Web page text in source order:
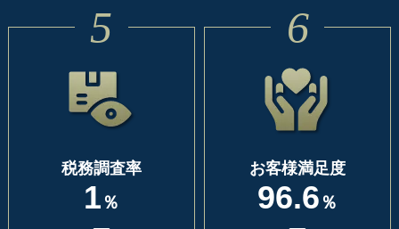
5
税務調査率
1 ％
6
お客様満足度
96.6 ％